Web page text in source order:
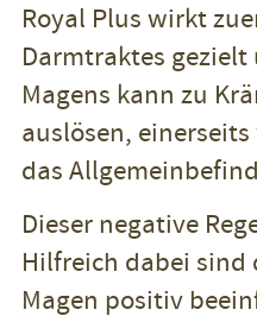
Royal Plus wirkt
Darmtraktes
Magens kann zu
auslösen,
das
Dieser negative
Hilfreich dabei sind
Magen positiv